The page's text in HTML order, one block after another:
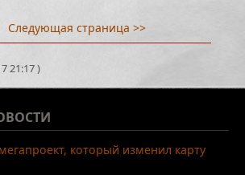
Следующая страница >>
21:17 )
который изменил карту